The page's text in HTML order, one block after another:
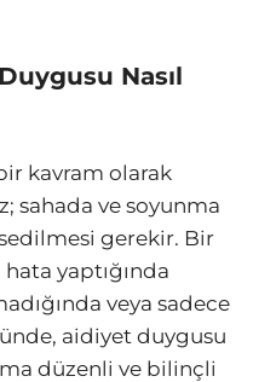
Nasıl
kavram olarak
sahada ve soyunma
gerekir. Bir
yaptığında
veya sadece
aidiyet duygusu
düzenli ve bilinçli